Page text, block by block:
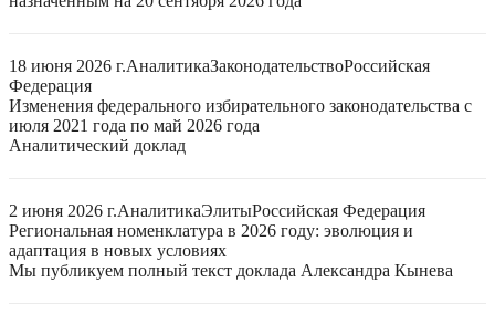
18 июня 2026 г.АналитикаЗаконодательствоРоссийская
Федерация
Изменения федерального избирательного законодательства с
июля 2021 года по май 2026 года
Аналитический доклад
2 июня 2026 г.АналитикаЭлитыРоссийская Федерация
Региональная номенклатура в 2026 году: эволюция и
адаптация в новых условиях
Мы публикуем полный текст доклада Александра Кынева